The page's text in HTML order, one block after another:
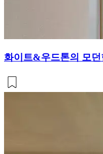
화이트&우드톤의 모던